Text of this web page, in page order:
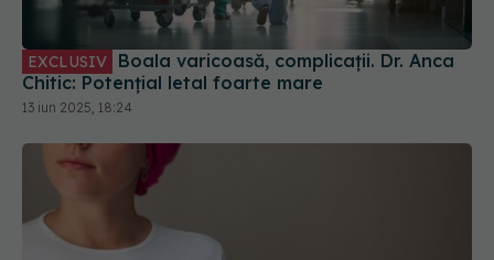
EXCLUSIV
Chitic: Potențial letal foarte mare
13 iun 2025, 18:24